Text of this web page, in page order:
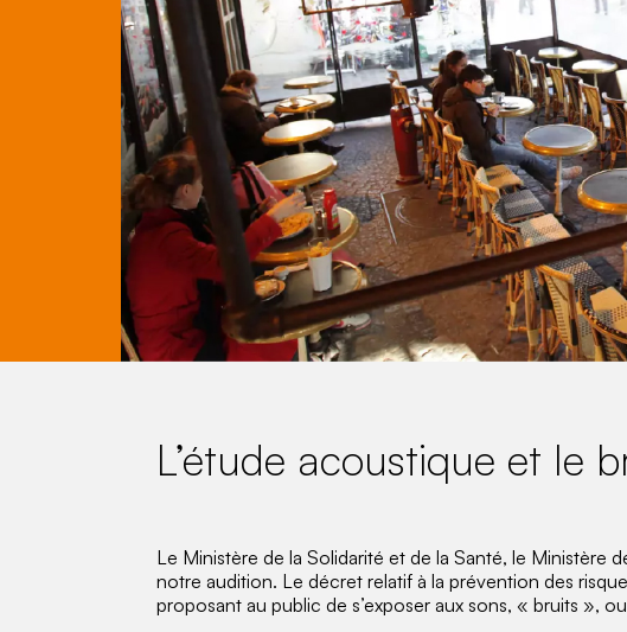
L’étude acoustique et le
Le Ministère de la Solidarité et de la Santé, le Ministère
notre audition. Le décret relatif à la prévention des
proposant au public de s’exposer aux sons, « bruits »,